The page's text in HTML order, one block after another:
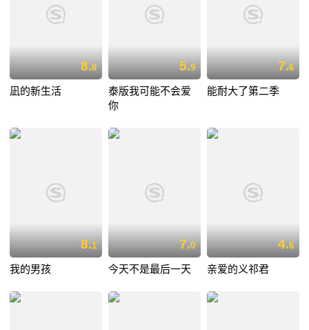
8.8
凪的新生活
5.9
泰版我可能不会爱
你
7.6
能耐大了第二季
8.1
我的男孩
7.0
今天不是最后一天
4.6
亲爱的义祁君